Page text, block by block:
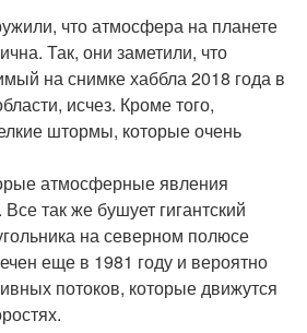
что атмосфера на планете
Так, они заметили, что
на снимке хаббла 2018 года в
исчез. Кроме того,
штормы, которые очень
атмосферные явления
так же бушует гигантский
на северном полюсе
еще в 1981 году и вероятно
потоков, которые движутся